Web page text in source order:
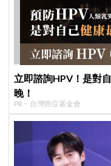
立即諮詢HPV！是對
晚！
PR・台灣癌症基金會